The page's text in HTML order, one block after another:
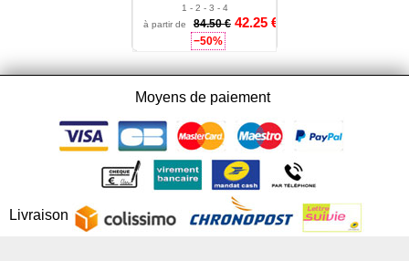
1 - 2 - 3 - 4
à partir de
84.50 € 42.25 €
−50%
Moyens de paiement
Livraison